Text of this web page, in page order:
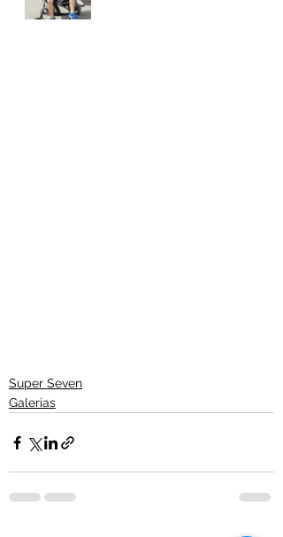
Super Seven
Galerias